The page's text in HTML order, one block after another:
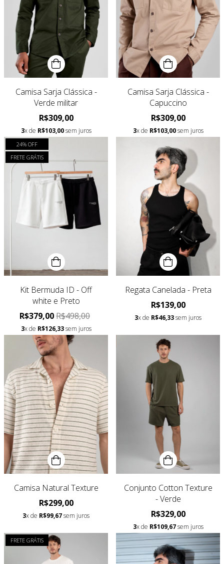
Camisa Sarja Clássica -
Verde militar
R$309,00
3x de R$103,00sem juros
Camisa Sarja Clássica -
Capuccino
R$309,00
3x de R$103,00sem juros
24% OFF
FRETE GRÁTIS
Kit Bermuda ID - Off
white e Preto
R$379,00R$498,00
3x de R$126,33sem juros
Regata Canelada - Preta
R$139,00
3x de R$46,33sem juros
Camisa Natural Texture
R$299,00
3x de R$99,67sem juros
Conjunto Cotton Texture
- Verde
R$329,00
3x de R$109,67sem juros
FRETE GRÁTIS